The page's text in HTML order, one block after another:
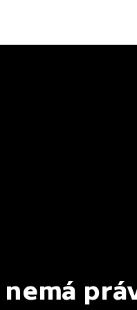
nemá